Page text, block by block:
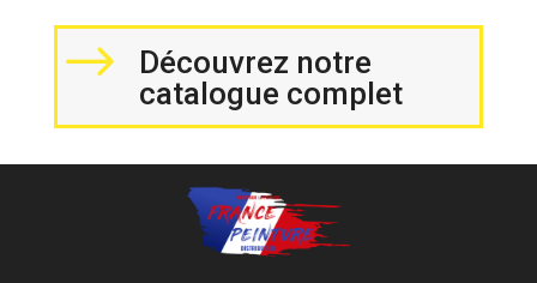
$
Découvrez notre
catalogue complet